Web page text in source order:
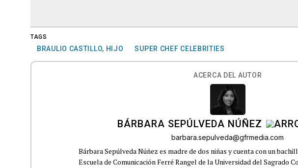
TAGS
BRAULIO CASTILLO, HIJO SUPER CHEF CELEBRITIES
ACERCA DEL AUTOR
BÁRBARA SEPÚLVEDA NÚÑEZ
barbara.sepulveda@gfrmedia.com
Bárbara Sepúlveda Núñez es madre de dos niñas y cuenta con un
Escuela de Comunicación Ferré Rangel de la Universidad del Sagrado